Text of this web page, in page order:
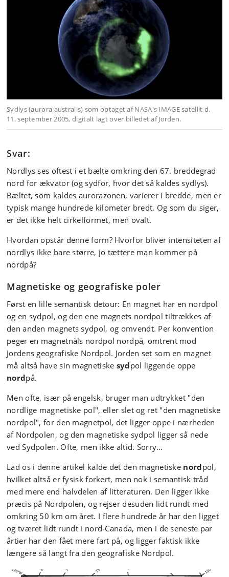
Sydlys (aurora australis) som optaget af NASA's IMAGE satellit d.
11. september 2005, digitalt lagt over billedet af Jorden.
Svar:
Nordlys ses oftest i et bælte omkring den 67. breddegrad
nord for ækvator (og sydfor, hvor det så kaldes sydlys).
Bæltet, som kaldes aurorazonen, varierer i bredde, men er
typisk mange hundrede kilometer bredt. Og som du siger,
er det ikke helt cirkelformet, men ovalt.
Hvordan opstår denne form? Hvorfor bliver intensiteten af
nordlys ikke bare større, jo tættere man kommer på
nordpå?
Magnetiske og geografiske poler
Først en lille semantisk detour: En magnet har en nordpol
og en sydpol, og den ene magnets nordpol tiltrækkes af
den anden magnets sydpol, og omvendt. Per konvention
peger en magnetnåls nordpol nordpå, omtrent mod
Jordens geografiske Nordpol. Jorden set som en magnet
må altså have sin magnetiske sydpol liggende oppe
nordpå.
Men ofte, især på engelsk, bruger man udtrykket "den
nordlige magnetiske pol", eller slet og ret "den magnetiske
nordpol", for den magnetpol, det ligger oppe i nærheden
af Nordpolen, og den magnetiske sydpol ligger så nede
ved Sydpolen. Ofte, men ikke altid. Sorry…
Lad os i denne artikel kalde det den magnetiske nordpol,
hvilket altså er fysisk forkert, men nok i semantisk tråd
med mere end halvdelen af litteraturen. Den ligger ikke
præcis på Nordpolen, og rejser desuden lidt rundt med
omkring 50 km om året. I flere hundrede år har den ligget
og tværet lidt rundt i nord-Canada, men i de seneste par
årtier har den fået mere fart på, og ligger faktisk ikke
længere så langt fra den geografiske Nordpol.